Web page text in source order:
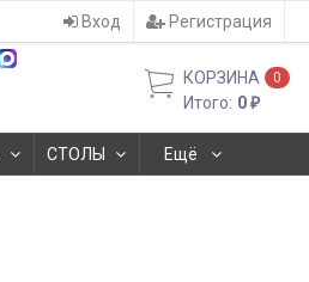
Вход Регистрация
КОРЗИНА 0
Итого: 0₽
СТОЛЫ Ещё